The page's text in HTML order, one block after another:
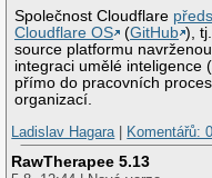
Společnost Cloudflare
Cloudflare OS
(GitHub ),
source platformu
integraci umělé inteligence
přímo do pracovních
organizací.
Ladislav Hagara| Komentářů: 0
RawTherapee 5.13